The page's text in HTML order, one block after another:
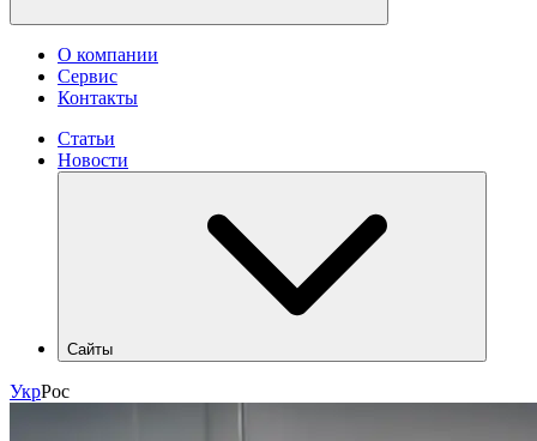
О компании
Сервис
Контакты
Статьи
Новости
Сайты
УкрРос